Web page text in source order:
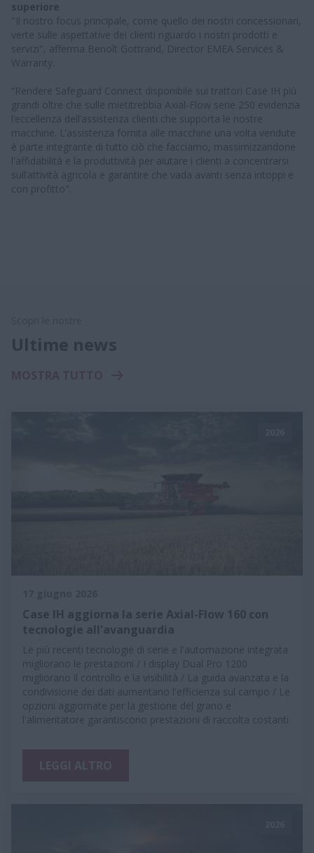
superiore
"Il nostro focus principale, come quello dei nostri concessionari,
verte sulle aspettative dei clienti riguardo i nostri prodotti e
servizi", afferma Benoît Gottrand, Director EMEA Services &
Warranty.
“Rendere Safeguard Connect disponibile sui trattori Case IH più
grandi oltre che sulle mietitrebbia Axial-Flow serie 250 evidenzia
l’eccellenza dell’assistenza clienti che supporta le nostre
macchine. L’assistenza fornita alle macchine una volta vendute
è parte integrante di tutto ciò che facciamo, massimizzandone
l'affidabilità e la produttività per aiutare i clienti a concentrarsi
sull’attività agricola e garantire che vada avanti senza intoppi e
con profitto".
Ultime news
Case IH aggiorna la serie Axial-Flow 160 con
tecnologie all'avanguardia
Le più recenti tecnologie di serie e l'automazione integrata
migliorano le prestazioni / I display Dual Pro 1200
migliorano il controllo e la visibilità / La guida avanzata e la
condivisione dei dati aumentano l'efficienza sul campo / Le
opzioni aggiornate per la gestione del grano e
l'alimentatore garantiscono prestazioni di raccolta costanti